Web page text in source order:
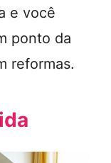
e você
ponto da
reformas.